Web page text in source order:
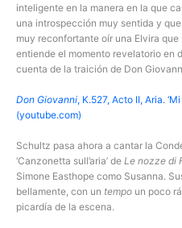
inteligente en la manera en la que
una introspección muy sentida y
muy reconfortante oír una Elvira
entiende el momento revelatorio en
cuenta de la traición de Don
Don Giovanni, K.527, Acto II, Aria.
(youtube.com)
Schultz pasa ahora a cantar la
‘Canzonetta sull’aria’ de Le nozze di
Simone Easthope como Susanna.
bellamente, con un tempo un poco
picardía de la escena.